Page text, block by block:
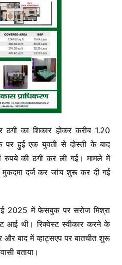
का शिकार होकर करीब 1.20
हुई एक युवती से दोस्ती के बाद
रुपये की ठगी कर ली गई। मामले में
दर्ज कर जांच शुरू कर दी गई
2025 में फेसबुक पर सरोज मिश्रा
आई थी। रिक्वेस्ट स्वीकार करने के
बाद में व्हाट्सएप पर बातचीत शुरू
बताया।